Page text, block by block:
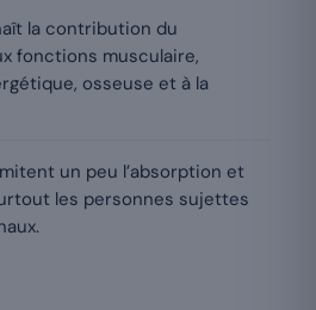
la contribution du
fonctions musculaire,
osseuse et à la
un peu l’absorption et
les personnes sujettes